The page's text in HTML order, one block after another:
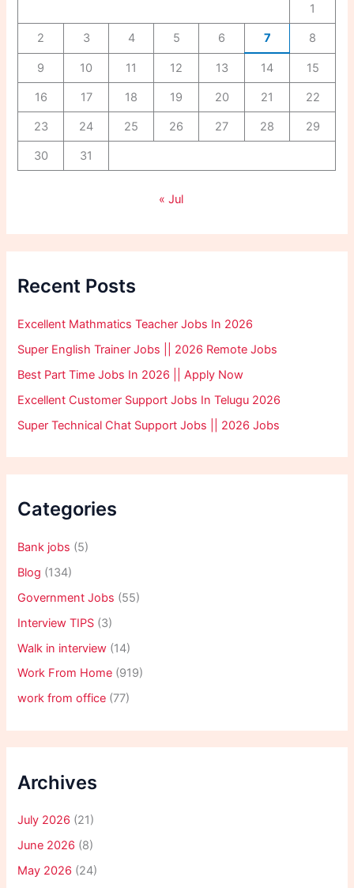
1
2 3 4 5 6 7 8
9 10 11 12 13 14 15
16 17 18 19 20 21 22
23 24 25 26 27 28 29
30 31
« Jul
Recent Posts
Excellent Mathmatics Teacher Jobs In 2026
Super English Trainer Jobs || 2026 Remote Jobs
Best Part Time Jobs In 2026 || Apply Now
Excellent Customer Support Jobs In Telugu 2026
Super Technical Chat Support Jobs || 2026 Jobs
Categories
Bank jobs (5)
Blog (134)
Government Jobs (55)
Interview TIPS (3)
Walk in interview (14)
Work From Home (919)
work from office (77)
Archives
July 2026 (21)
June 2026 (8)
May 2026 (24)